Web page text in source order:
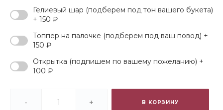
Гелиевый шар (подберем под тон вашего букета)
+ 150 ₽
Топпер на палочке (подберем под ваш повод) +
150 ₽
Открытка (подпишем по вашему пожеланию) +
100 ₽
- + В КОРЗИНУ